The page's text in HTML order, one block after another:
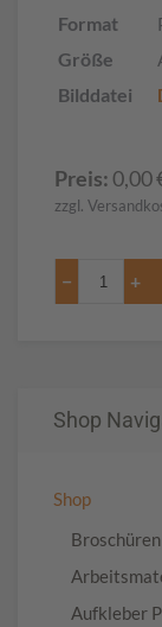
Format
Größe
Bilddatei
Preis: 0,00
zzgl.
− +
Shop
Shop
Aufkleber